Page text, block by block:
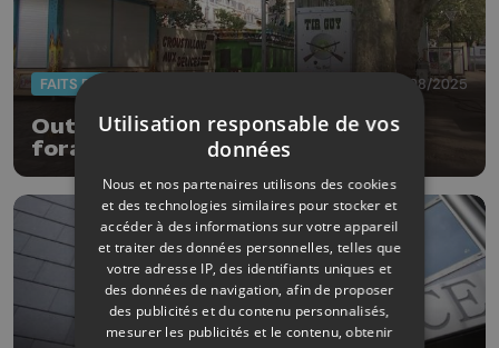
FAITS DIVERS 18/08/2025
Outremeuse : une remorque de
forain se renverse, un passant
blessé
Utilisation responsable de vos
données
Nous et nos partenaires utilisons des cookies
et des technologies similaires pour stocker et
accéder à des informations sur votre appareil
et traiter des données personnelles, telles que
votre adresse IP, des identifiants uniques et
des données de navigation, afin de proposer
des publicités et du contenu personnalisés,
mesurer les publicités et le contenu, obtenir